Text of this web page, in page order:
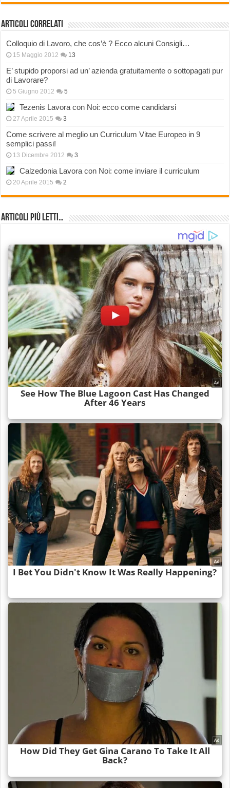
Articoli correlati
Colloquio di Lavoro, che cos’è ? Ecco alcuni Consigli…
15 Maggio 2012 13
E’ stupido proporsi ad un’ azienda gratuitamente o sottopagati pur
di Lavorare?
5 Giugno 2012 5
Tezenis Lavora con Noi: ecco come candidarsi
27 Aprile 2015 3
Come scrivere al meglio un Curriculum Vitae Europeo in 9
semplici passi!
13 Dicembre 2012 3
Calzedonia Lavora con Noi: come inviare il curriculum
20 Aprile 2015 2
Articoli più Letti…